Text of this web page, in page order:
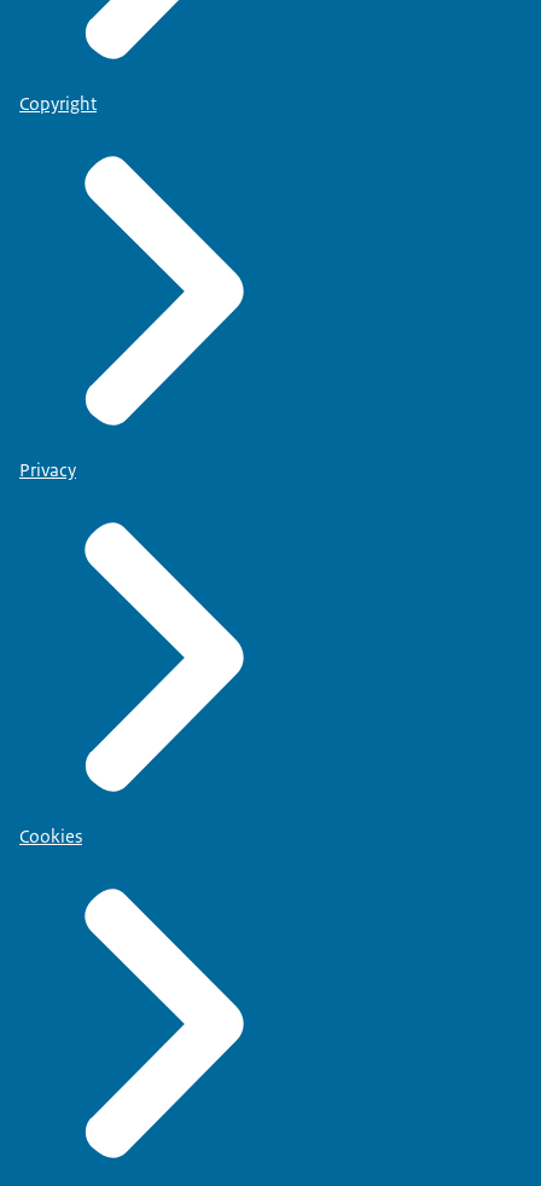
Copyright
Privacy
Cookies